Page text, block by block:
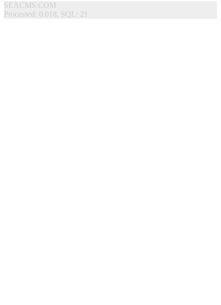
SEACMS.COM
Processed: 0.018, SQL: 21